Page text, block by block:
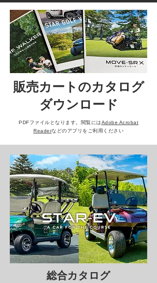
販売カートのカタログ
ダウンロード
PDFファイルとなります。閲覧にはAdobe Acrobat
Readerなどのアプリをご利用ください
総合カタログ